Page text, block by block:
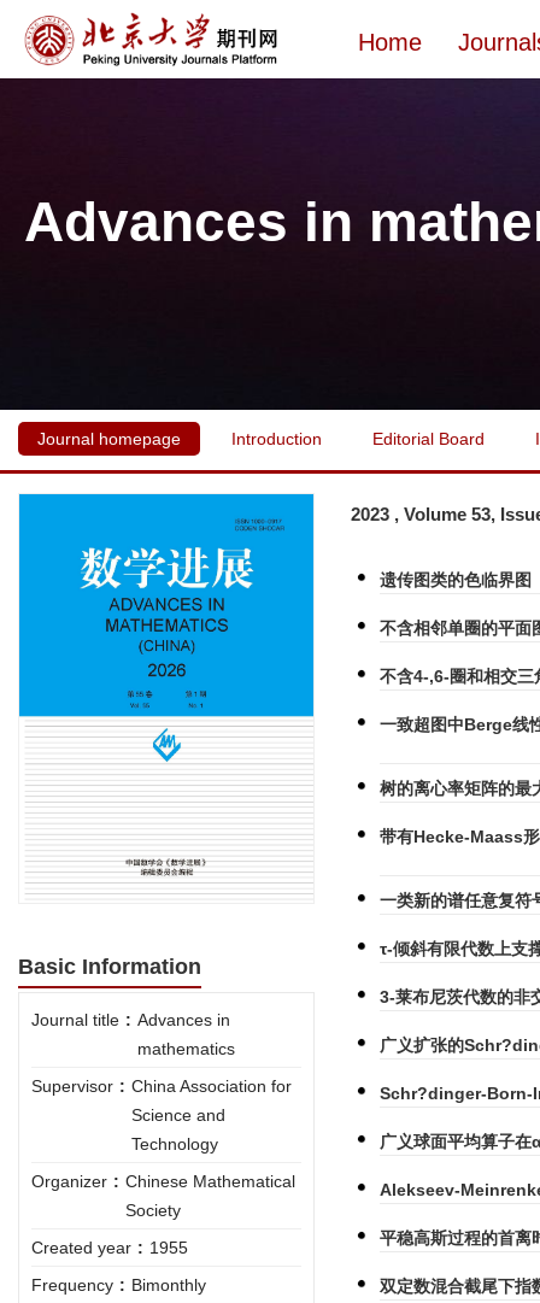
Home
Advances in
Journal homepage Introduction Editorial Board
Basic Information
Journal title : Advances in
mathematics
Supervisor : China Association for
Science and
Technology
Organizer : Chinese Mathematical
Society
Created year : 1955
Frequency : Bimonthly
2023 , Volume 53,
遗传图类的色临界图
不含相邻单圈的平面
不含4-,6-圈和相交三
一致超图中Berge线
树的离心率矩阵的最
带有Hecke-Maass
一类新的谱任意复符
τ-倾斜有限代数上支
3-莱布尼茨代数的非
广义扩张的
Schr?dinger-Born-
广义球面平均算子在
Alekseev-
平稳高斯过程的首离
双定数混合截尾下指